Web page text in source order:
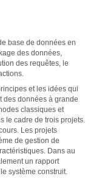
base de données en
des données,
des requêtes, le
et les idées qui
des données à grande
classiques et
le cadre de trois projets.
Les projets
de gestion de
Dans au
un rapport
système construit.